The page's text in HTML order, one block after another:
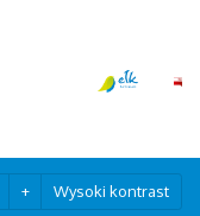
+ Wysoki kontrast